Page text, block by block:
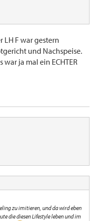
LH F war gestern
und Nachspeise.
ja mal ein ECHTER
zu imitieren, und da wird eben
die diesen Lifestyle leben und im